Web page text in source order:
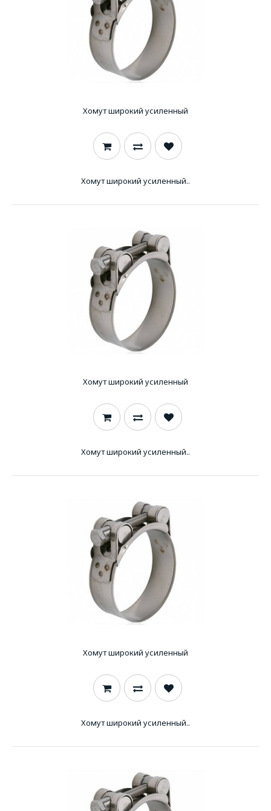
Хомут широкий усиленный
Хомут широкий усиленный..
Хомут широкий усиленный
Хомут широкий усиленный..
Хомут широкий усиленный
Хомут широкий усиленный..